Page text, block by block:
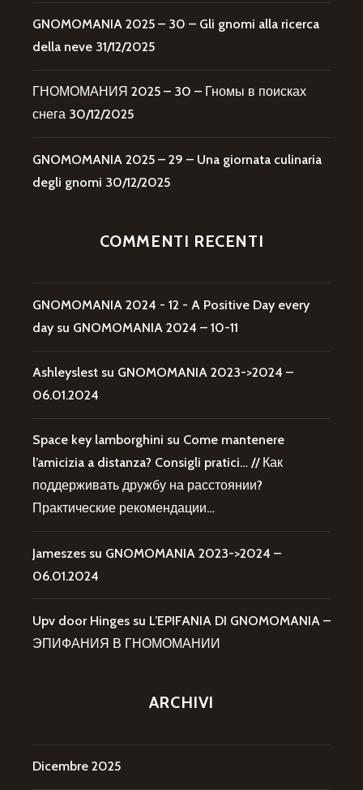
GNOMOMANIA 2025 – 30 – Gli gnomi alla ricerca
della neve 31/12/2025
ГНОМОМАНИЯ 2025 – 30 – Гномы в поисках
снега 30/12/2025
GNOMOMANIA 2025 – 29 – Una giornata culinaria
degli gnomi 30/12/2025
COMMENTI RECENTI
GNOMOMANIA 2024 - 12 - A Positive Day every
day su GNOMOMANIA 2024 – 10-11
Ashleyslest su GNOMOMANIA 2023->2024 –
06.01.2024
Space key lamborghini su Come mantenere
l’amicizia a distanza? Consigli pratici… // Как
поддерживать дружбу на расстоянии?
Практические рекомендации…
Jameszes su GNOMOMANIA 2023->2024 –
06.01.2024
Upv door Hinges su L’EPIFANIA DI GNOMOMANIA –
ЭПИФАНИЯ В ГНОМОМАНИИ
ARCHIVI
Dicembre 2025